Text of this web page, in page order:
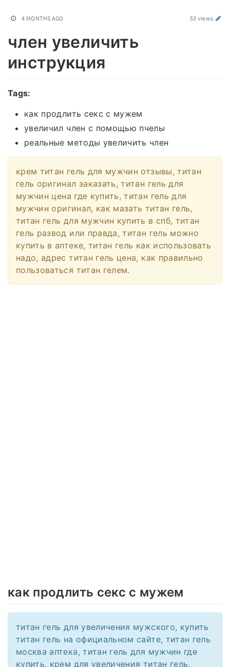
4 MONTHS AGO 53 views
член увеличить
инструкция
Tags:
как продлить секс с мужем
увеличил член с помощью пчелы
реальные методы увеличить член
крем титан гель для мужчин отзывы, титан
гель оригинал заказать, титан гель для
мужчин цена где купить, титан гель для
мужчин оригинал, как мазать титан гель,
титан гель для мужчин купить в спб, титан
гель развод или правда, титан гель можно
купить в аптеке, титан гель как использовать
надо, адрес титан гель цена, как правильно
пользоваться титан гелем.
как продлить секс с мужем
титан гель для увеличения мужского, купить
титан гель на официальном сайте, титан гель
москва аптека, титан гель для мужчин где
купить, крем для увеличения титан гель,